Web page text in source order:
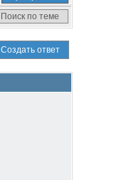
Создать ответ